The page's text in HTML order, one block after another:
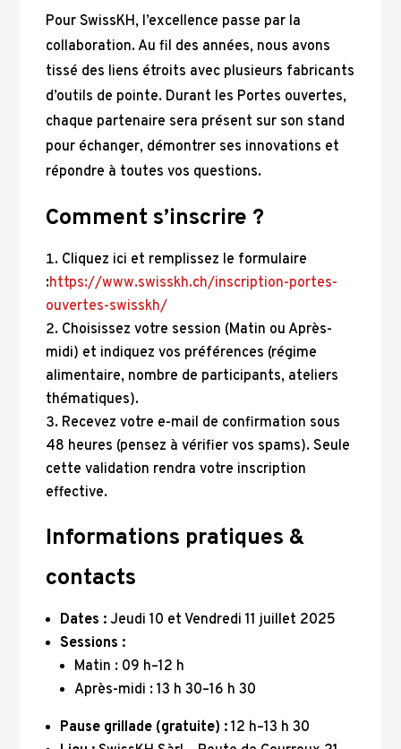
Pour SwissKH, l’excellence passe par la
collaboration. Au fil des années, nous avons
tissé des liens étroits avec plusieurs fabricants
d’outils de pointe. Durant les Portes ouvertes,
chaque partenaire sera présent sur son stand
pour échanger, démontrer ses innovations et
répondre à toutes vos questions.
Comment s’inscrire ?
Cliquez ici et remplissez le formulaire
:https://www.swisskh.ch/inscription-portes-
ouvertes-swisskh/
Choisissez votre session (Matin ou Après-
midi) et indiquez vos préférences (régime
alimentaire, nombre de participants, ateliers
thématiques).
Recevez votre e-mail de confirmation sous
48 heures (pensez à vérifier vos spams). Seule
cette validation rendra votre inscription
effective.
Informations pratiques &
contacts
Dates :Jeudi 10 et Vendredi 11 juillet 2025
Sessions :
Matin : 09 h–12 h
Après-midi : 13 h 30–16 h 30
Pause grillade (gratuite) :12 h–13 h 30